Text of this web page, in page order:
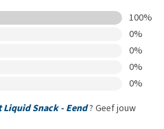
100%
0%
0%
0%
0%
Liquid Snack - Eend? Geef jouw